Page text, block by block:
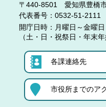
〒440-8501 愛知県豊橋
代表番号： 0532-51-2111
開庁日時： 月曜日～金曜
（土・日・祝祭日・年末
各課連絡先
市役所までのア